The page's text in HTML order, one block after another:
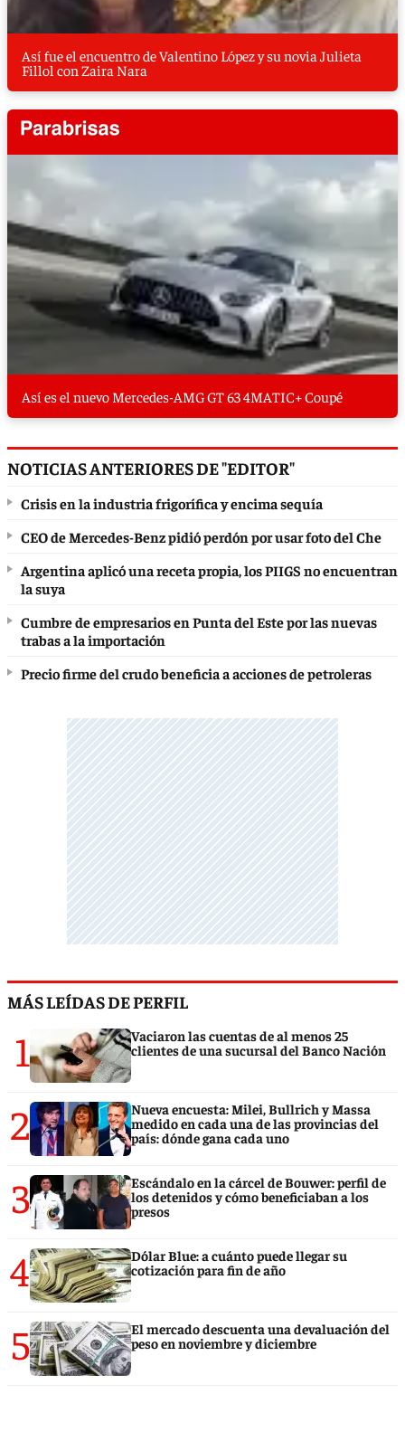
Así fue el encuentro de Valentino López y su novia Julieta
Fillol con Zaira Nara
Así es el nuevo Mercedes-AMG GT 63 4MATIC+ Coupé
NOTICIAS ANTERIORES DE "EDITOR"
Crisis en la industria frigorífica y encima sequía
CEO de Mercedes-Benz pidió perdón por usar foto del Che
Argentina aplicó una receta propia, los PIIGS no encuentran
la suya
Cumbre de empresarios en Punta del Este por las nuevas
trabas a la importación
Precio firme del crudo beneficia a acciones de petroleras
MÁS LEÍDAS DE PERFIL
1
Vaciaron las cuentas de al menos 25
clientes de una sucursal del Banco Nación
2
Nueva encuesta: Milei, Bullrich y Massa
medido en cada una de las provincias del
país: dónde gana cada uno
3
Escándalo en la cárcel de Bouwer: perfil de
los detenidos y cómo beneficiaban a los
presos
4
Dólar Blue: a cuánto puede llegar su
cotización para fin de año
5
El mercado descuenta una devaluación del
peso en noviembre y diciembre